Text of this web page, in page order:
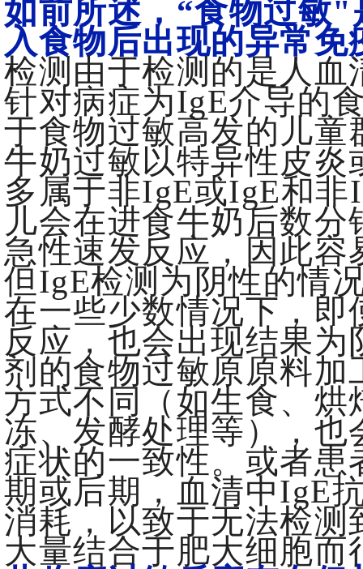
如前所述，“食物过敏
入食物后出现的异常免
检测由于检测的是人
针对病症为IgE介导的
于食物过敏高发的儿
牛奶过敏以特异性皮
多属于非IgE或IgE和
儿会在进食牛奶后数
急性速发反应，因此
但IgE检测为阴性的情
在一些少数情况下，即
反应，也会出现结果
剂的食物过敏原原料
方式不同（如生食、
冻、发酵处理等），
症状的一致性。或者
期或后期，血清中IgE
消耗，以致于无法检
大量结合于肥大细胞